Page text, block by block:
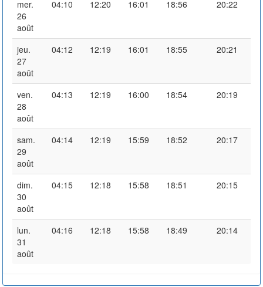
mer.
26
août
04:10 12:20 16:01 18:56 20:22
jeu.
27
août
04:12 12:19 16:01 18:55 20:21
ven.
28
août
04:13 12:19 16:00 18:54 20:19
sam.
29
août
04:14 12:19 15:59 18:52 20:17
dim.
30
août
04:15 12:18 15:58 18:51 20:15
lun.
31
août
04:16 12:18 15:58 18:49 20:14